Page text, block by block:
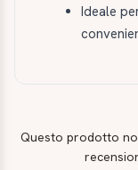
Ideale
Questo prodotto